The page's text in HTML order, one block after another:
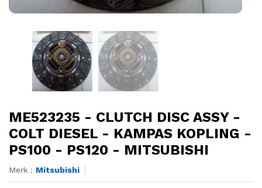
ME523235 - CLUTCH DISC ASSY -
COLT DIESEL - KAMPAS KOPLING -
PS100 - PS120 - MITSUBISHI
Merk : Mitsubishi